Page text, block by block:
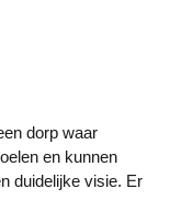
dorp waar
en kunnen
duidelijke visie. Er